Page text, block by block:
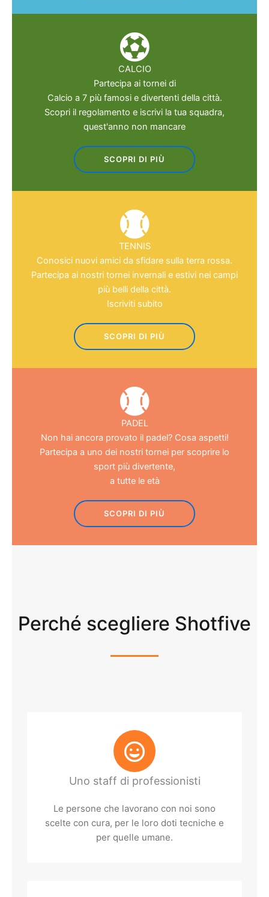
CALCIO
Partecipa ai tornei di
Calcio a 7 più famosi e divertenti della città.
Scopri il regolamento e iscrivi la tua squadra,
quest'anno non mancare
SCOPRI DI PIÙ
TENNIS
Conosici nuovi amici da sfidare sulla terra rossa.
Partecipa ai nostri tornei invernali e estivi nei campi
più belli della città.
Iscriviti subito
SCOPRI DI PIÙ
PADEL
Non hai ancora provato il padel? Cosa aspetti!
Partecipa a uno dei nostri tornei per scoprire lo
sport più divertente,
a tutte le età
SCOPRI DI PIÙ
Perché scegliere Shotfive
Uno staff di professionisti
Le persone che lavorano con noi sono
scelte con cura, per le loro doti tecniche e
per quelle umane.